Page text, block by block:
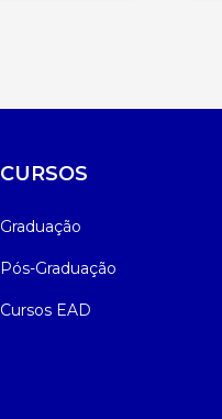
CURSOS
Graduação
Pós-Graduação
Cursos EAD